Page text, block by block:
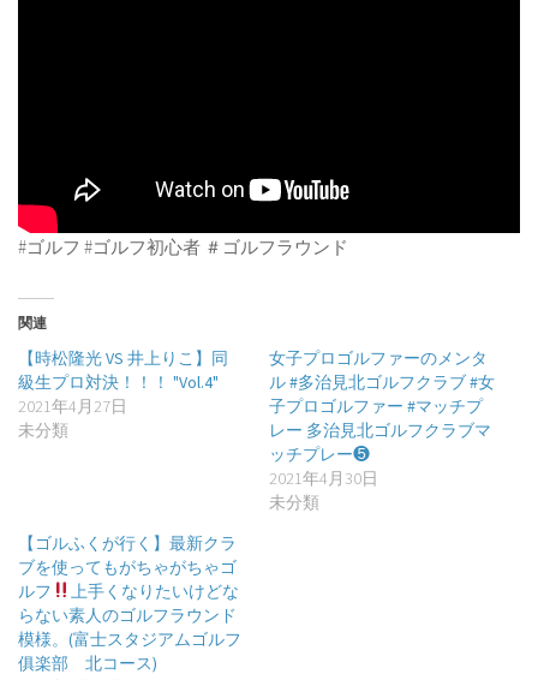
#ゴルフ #ゴルフ初心者 ＃ゴルフラウンド
関連
【時松隆光 VS 井上りこ】同
級生プロ対決！！！ "Vol.4"
2021年4月27日
未分類
女子プロゴルファーのメンタ
ル #多治見北ゴルフクラブ #女
子プロゴルファー #マッチプ
レー 多治見北ゴルフクラブマ
ッチプレー❺
2021年4月30日
未分類
【ゴルふくが行く】最新クラ
ブを使ってもがちゃがちゃゴ
ルフ
上手くなりたいけどな
らない素人のゴルフラウンド
模様。(富士スタジアムゴルフ
俱楽部 北コース)